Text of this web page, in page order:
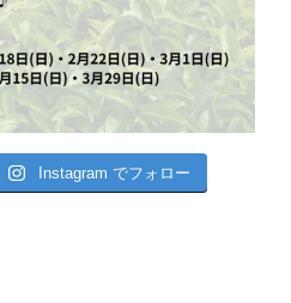
Instagram でフォロー